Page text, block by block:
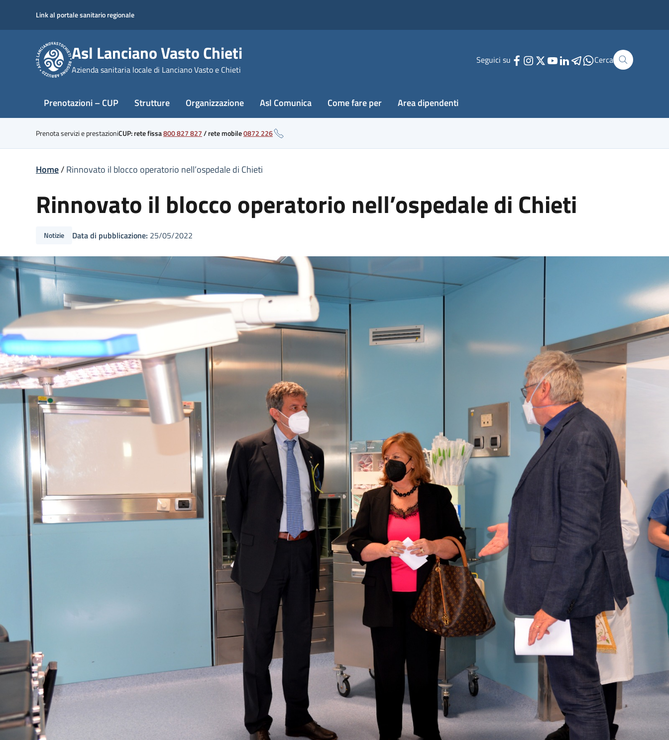
content
Link al portale sanitario regionale
Asl Lanciano Vasto Chieti
Azienda sanitaria locale di Lanciano Vasto e Chieti
Seguici su Cerca
Prenotazioni – CUP Strutture Organizzazione Asl Comunica Come fare per Area dipendenti
Prenota servizi e prestazioniCUP: rete fissa800 827 827/rete mobile0872 226
Home/Rinnovato il blocco operatorio nell’ospedale di Chieti
Rinnovato il blocco operatorio nell’ospedale di Chieti
Notizie Data di pubblicazione: 25/05/2022